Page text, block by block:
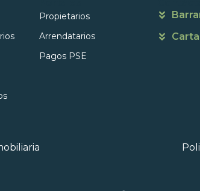
Propietarios
Arrendatarios
Pagos PSE